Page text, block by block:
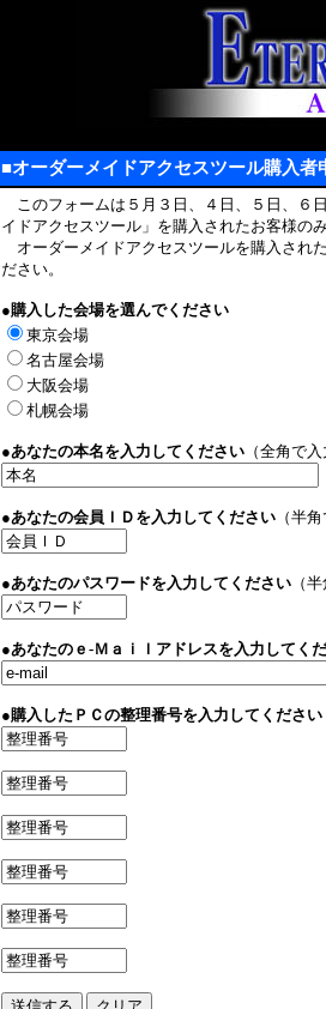
■オーダーメイドアクセスツール購入者
このフォームは５月３日、４日、５日、６
イドアクセスツール」を購入されたお客様の
オーダーメイドアクセスツールを購入され
ださい。
●購入した会場を選んでください
東京会場
名古屋会場
大阪会場
札幌会場
●あなたの本名を入力してください （全角で
●あなたの会員ＩＤを入力してください （半
●あなたのパスワードを入力してください （
●あなたのｅ-Ｍａｉｌアドレスを入力してく
●購入したＰＣの整理番号を入力してください